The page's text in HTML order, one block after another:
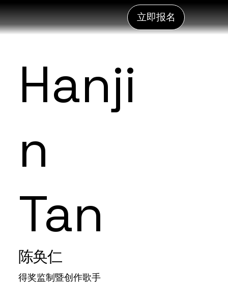
立即报名
Hanji
n
Tan
陈奂仁
得奖监制暨创作歌手